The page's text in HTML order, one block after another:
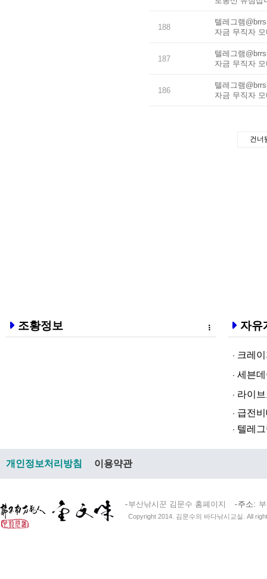
188
텔레그램
자금 무직자
187
텔레그램
자금 무직자
186
텔레그램
자금 무직자
건너
조황정보 자유
크레이지
세븐데이
라­이브토­
급전비대면
텔레그램
개인정보처리방침 이용약관
부산낚시꾼 김문수 홈페이지 주소
Copyright 2014. 김문수의 바다낚시교실. All